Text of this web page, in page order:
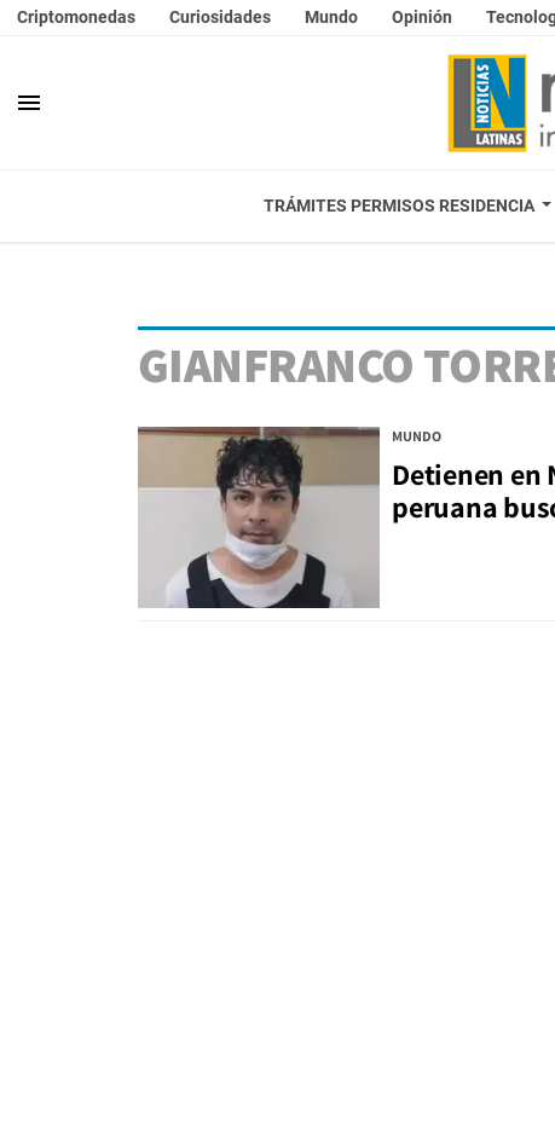
Criptomonedas Curiosidades Mundo Opinión
menu
TRÁMITES PERMISOS RESIDENCIA
GIANFRANCO
MUNDO
Detienen en
peruana